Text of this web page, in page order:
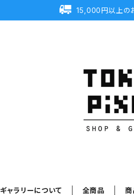
15,000円以上の
ギャラリーについて 全商品 商